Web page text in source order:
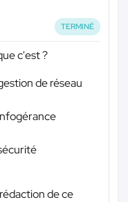
TERMINÉ
c'est ?
de réseau
de ce